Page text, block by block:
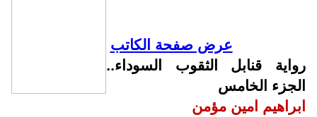
عرض صفحة الكاتب
رواية قنابل الثقوب السوداء..
الجزء الخامس
ابراهيم امين مؤمن